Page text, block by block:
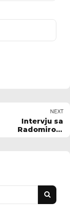
NEXT
Intervju sa
Radomirom